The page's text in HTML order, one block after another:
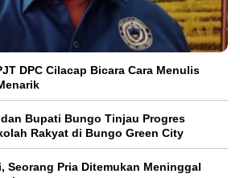
DPC Cilacap Bicara Cara Menulis
Bupati Bungo Tinjau Progres
Rakyat di Bungo Green City
Seorang Pria Ditemukan Meninggal